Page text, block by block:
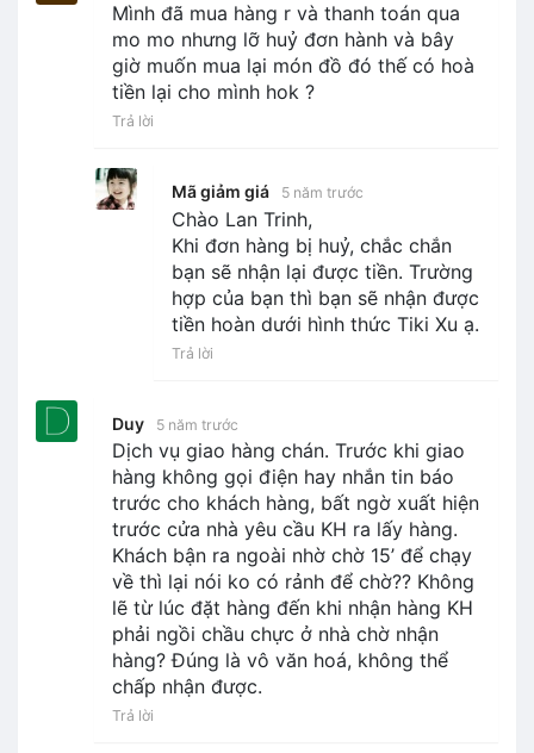
Mình đã mua hàng r và thanh toán qua
mo mo nhưng lỡ huỷ đơn hành và bây
giờ muốn mua lại món đồ đó thế có hoà
tiền lại cho mình hok ?
Trả lời
Mã giảm giá 5 năm trước
Chào Lan Trinh,
Khi đơn hàng bị huỷ, chắc chắn
bạn sẽ nhận lại được tiền. Trường
hợp của bạn thì bạn sẽ nhận được
tiền hoàn dưới hình thức Tiki Xu ạ.
Trả lời
Duy 5 năm trước
Dịch vụ giao hàng chán. Trước khi giao
hàng không gọi điện hay nhắn tin báo
trước cho khách hàng, bất ngờ xuất hiện
trước cửa nhà yêu cầu KH ra lấy hàng.
Khách bận ra ngoài nhờ chờ 15’ để chạy
về thì lại nói ko có rảnh để chờ?? Không
lẽ từ lúc đặt hàng đến khi nhận hàng KH
phải ngồi chầu chực ở nhà chờ nhận
hàng? Đúng là vô văn hoá, không thể
chấp nhận được.
Trả lời